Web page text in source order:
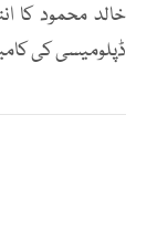
خالد محمود کا
ڈپلومیسی کی